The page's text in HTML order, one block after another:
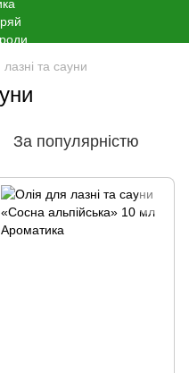
лазні та сауни
За популярністю